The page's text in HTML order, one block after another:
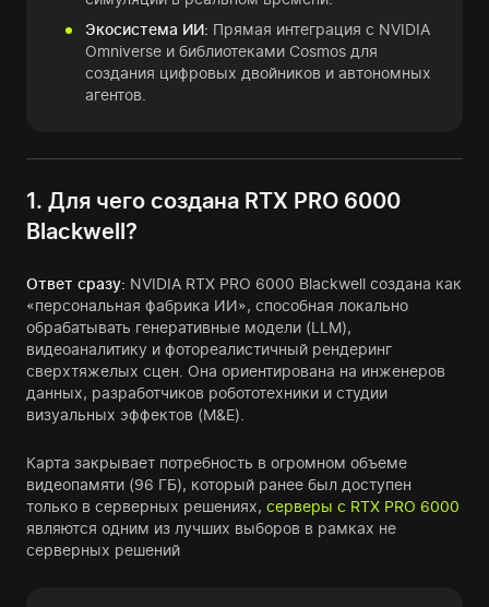
Экосистема ИИ: Прямая интеграция с NVIDIA
Omniverse и библиотеками Cosmos для
создания цифровых двойников и автономных
агентов.
1. Для чего создана RTX PRO 6000
Blackwell?
Ответ сразу: NVIDIA RTX PRO 6000 Blackwell создана как
«персональная фабрика ИИ», способная локально
обрабатывать генеративные модели (LLM),
видеоаналитику и фотореалистичный рендеринг
сверхтяжелых сцен. Она ориентирована на инженеров
данных, разработчиков робототехники и студии
визуальных эффектов (M&E).
Карта закрывает потребность в огромном объеме
видеопамяти (96 ГБ), который ранее был доступен
только в серверных решениях, серверы с RTX PRO 6000
являются одним из лучших выборов в рамках не
серверных решений